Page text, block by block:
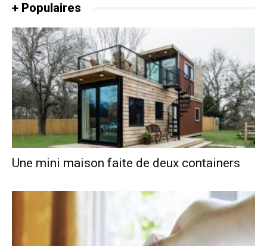
+ Populaires
Une mini maison faite de deux containers